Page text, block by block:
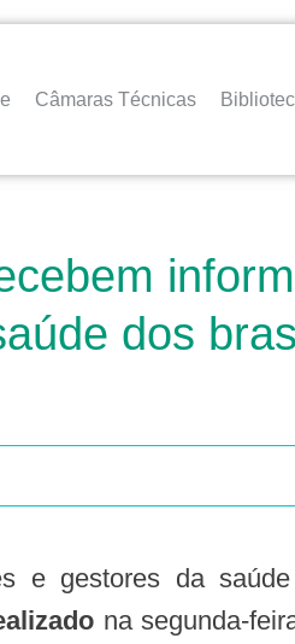
Câmaras Técnicas
dos
e gestores da
na segunda-